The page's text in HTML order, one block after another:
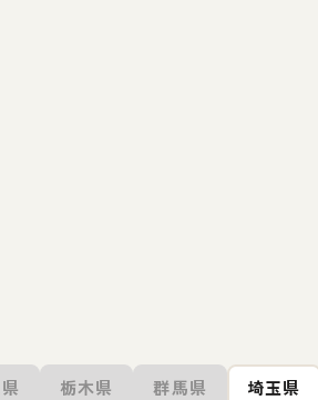
栃木県 群馬県 埼玉県